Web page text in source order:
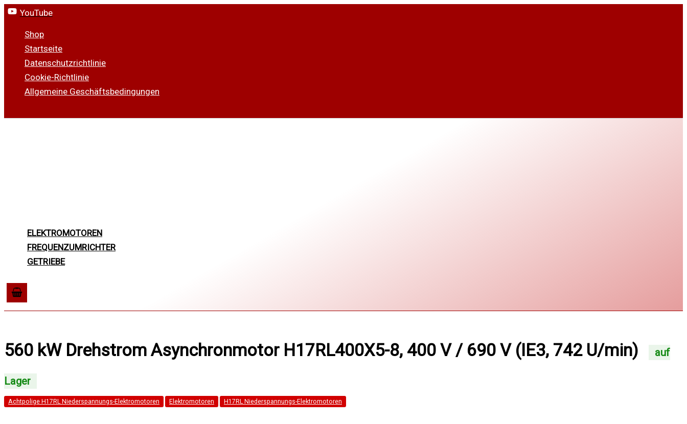
Zum
springen
YouTube
Shop
Startseite
Datenschutzrichtlinie
Cookie-Richtlinie
Allgemeine Geschäftsbedingungen
ELEKTROMOTOREN
FREQUENZUMRICHTER
GETRIEBE
560 kW Drehstrom Asynchronmotor H17RL400X5-8, 400 V / 690 V (IE3, 742 U/min)
Achtpolige H17RL Niederspannungs-Elektromotoren Elektromotoren H17RL Niederspannungs-Elektromotoren